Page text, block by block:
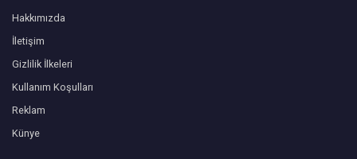
Hakkımızda
İletişim
Gizlilik İlkeleri
Kullanım Koşulları
Reklam
Künye